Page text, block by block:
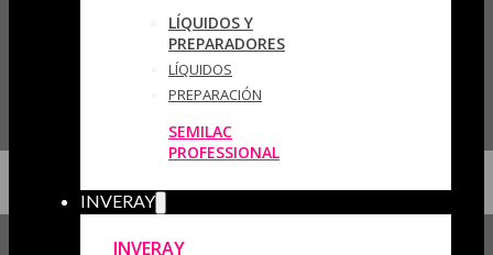
LÍQUIDOS Y
PREPARADORES
LÍQUIDOS
PREPARACIÓN
SEMILAC
PROFESSIONAL
INVERAY
INVERAY